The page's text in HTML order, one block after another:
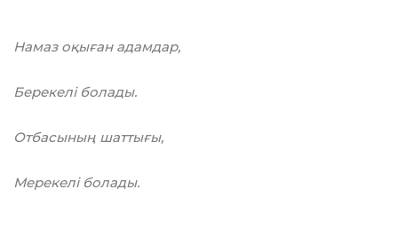
Намаз оқыған адамдар,
Берекелі болады.
Отбасының шаттығы,
Мерекелі болады.